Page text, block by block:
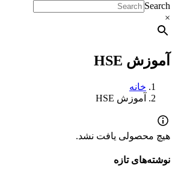
Search
×
آموزش HSE
خانه
آموزش HSE
هیچ محصولی یافت نشد.
نوشته‌های تازه